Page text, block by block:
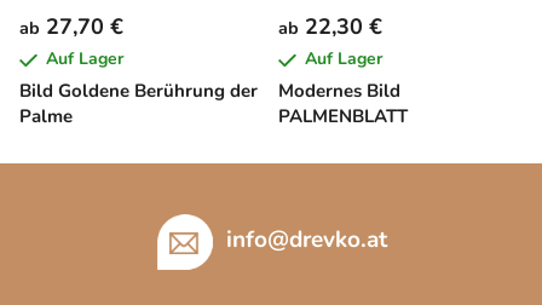
Bild Goldene Berührung der
Palme
ab 27,70 €
Auf Lager
Modernes Bild
PALMENBLATT
ab 22,30 €
Auf Lager
info@drevko.at